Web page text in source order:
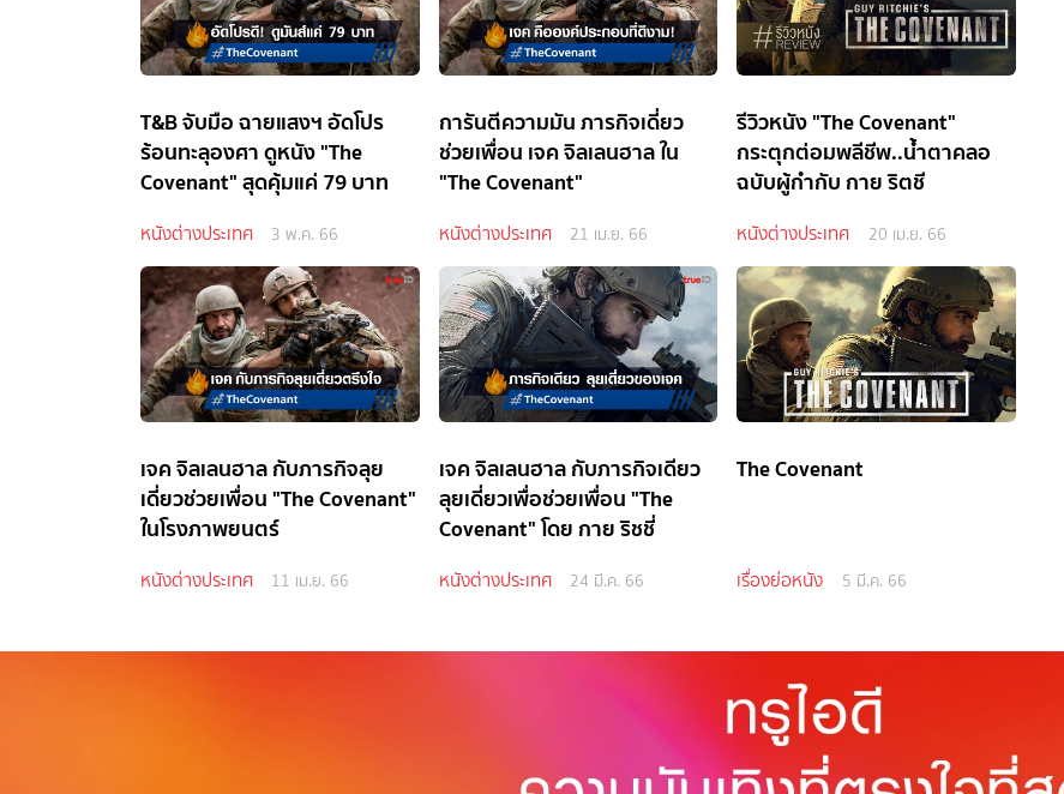
T&B จับมือ ฉายแสงฯ อัดโปร
ร้อนทะลุองศา ดูหนัง "The
Covenant" สุดคุ้มแค่ 79 บาท
หนังต่างประเทศ 3 พ.ค. 66
การันตีความมัน ภารกิจเดี่ยว
ช่วยเพื่อน เจค จิลเลนฮาล ใน
"The Covenant"
หนังต่างประเทศ 21 เม.ย. 66
รีวิวหนัง "The Covenant"
กระตุกต่อมพลีชีพ..น้ำตาคลอ
ฉบับผู้กำกับ กาย ริตชี
หนังต่างประเทศ 20 เม.ย. 66
เจค จิลเลนฮาล กับภารกิจลุย
เดี่ยวช่วยเพื่อน "The Covenant"
ในโรงภาพยนตร์
หนังต่างประเทศ 11 เม.ย. 66
เจค จิลเลนฮาล กับภารกิจเดียว
ลุยเดี่ยวเพื่อช่วยเพื่อน "The
Covenant" โดย กาย ริชชี่
หนังต่างประเทศ 24 มี.ค. 66
The Covenant
เรื่องย่อหนัง 5 มี.ค. 66